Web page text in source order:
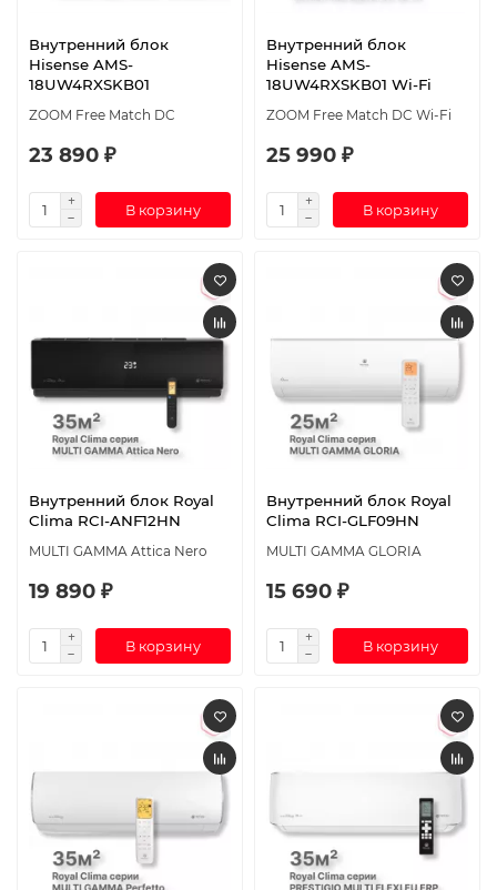
Внутренний блок
Hisense AMS-
18UW4RXSKB01
ZOOM Free Match DC
23 890 ₽
В корзину
Внутренний блок
Hisense AMS-
18UW4RXSKB01 Wi-Fi
ZOOM Free Match DC Wi-Fi
25 990 ₽
В корзину
Внутренний блок Royal
Clima RCI-ANF12HN
MULTI GAMMA Attica Nero
19 890 ₽
В корзину
Внутренний блок Royal
Clima RCI-GLF09HN
MULTI GAMMA GLORIA
15 690 ₽
В корзину